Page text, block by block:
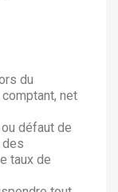
du
net
défaut de
des
taux de